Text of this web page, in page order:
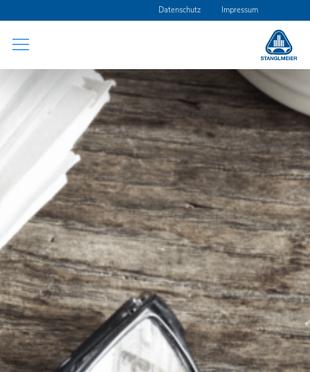
Datenschutz Impressum